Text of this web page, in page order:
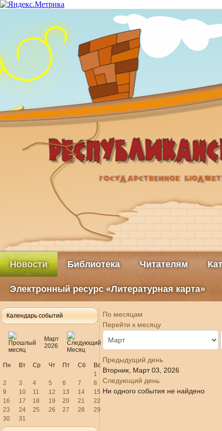
Новости Библиотека Читателям
Электронный ресурс «Литературная карта»
Календарь событий
Март
2026
Пн Вт Ср Чт Пт Сб
Вс
1
2
3 4 5 6 7
8
9
10 11 12 13 14
15
16
17 18 19 20 21
22
23
24 25 26 27 28
29
30
31
По месяцам
Перейти к месяцу
Предыдущий день
Вторник, Март 03, 2026
Следующий день
Ни одного события не найдено